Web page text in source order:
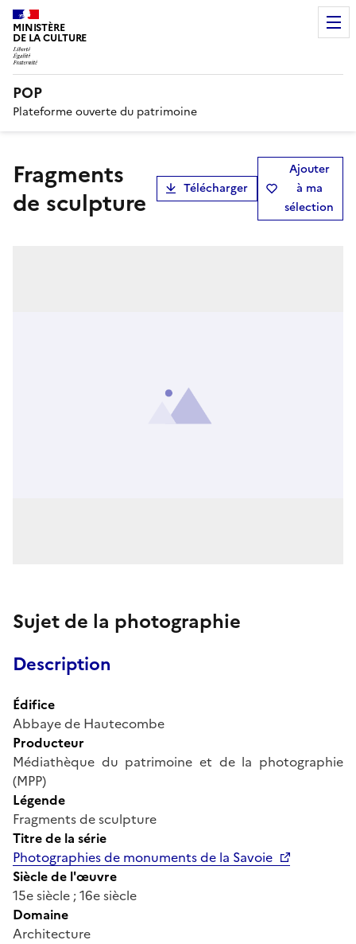
MINISTÈRE
DE LA CULTURE
POP
Plateforme ouverte du patrimoine
Fragments
de sculpture
Télécharger
Ajouter
à ma
sélection
Sujet de la photographie
Description
Édifice
Abbaye de Hautecombe
Producteur
Médiathèque du patrimoine et de la photographie
(MPP)
Légende
Fragments de sculpture
Titre de la série
Photographies de monuments de la Savoie
Siècle de l'œuvre
15e siècle ; 16e siècle
Domaine
Architecture